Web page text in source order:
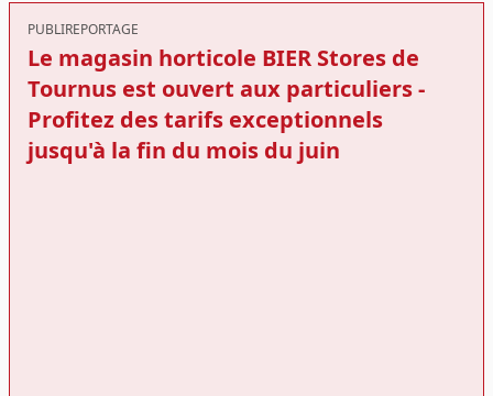
PUBLIREPORTAGE
Le magasin horticole BIER Stores de
Tournus est ouvert aux particuliers -
Profitez des tarifs exceptionnels
jusqu'à la fin du mois du juin